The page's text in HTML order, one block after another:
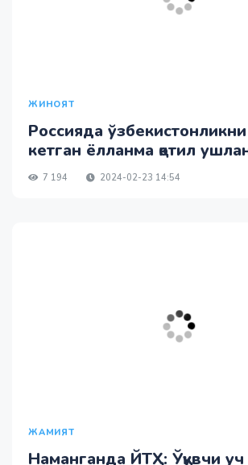
ЖИНОЯТ
Россияда
кетган ёлланма қотил
7 194 2024-02-23 14:54
ЖАМИЯТ
Наманганда ЙТҲ: Ўқувчи